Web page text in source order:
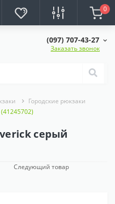
0
(097) 707-43-27
Заказать звонок
Городские рюкзаки
серый
Следующий товар